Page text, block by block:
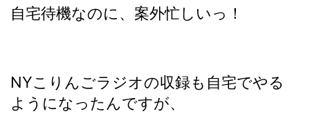
自宅待機なのに、案外忙しいっ！
NYこりんごラジオの収録も自宅でやる
ようになったんですが、